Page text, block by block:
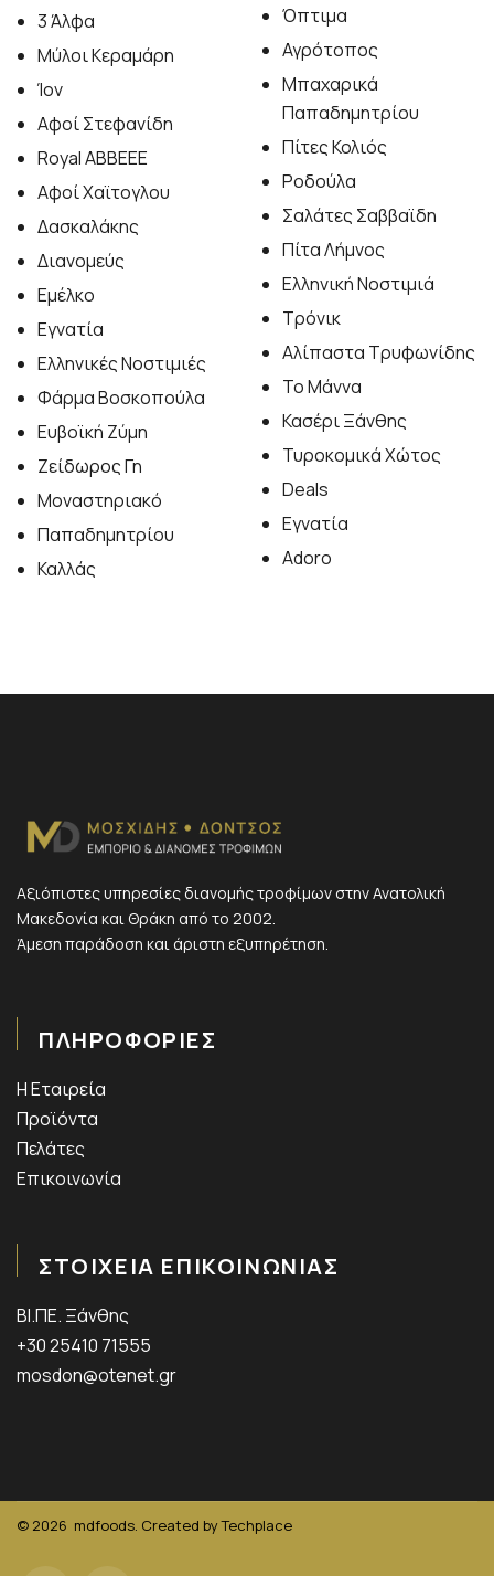
3 Άλφα
Μύλοι Κεραμάρη
Ίον
Αφοί Στεφανίδη
Royal ABBEEE
Αφοί Χαϊτογλου
Δασκαλάκης
Διανομεύς
Εμέλκο
Εγνατία
Ελληνικές Νοστιμιές
Φάρμα Βοσκοπούλα
Ευβοϊκή Ζύμη
Ζείδωρος Γη
Μοναστηριακό
Παπαδημητρίου
Καλλάς
Όπτιμα
Αγρότοπος
Μπαχαρικά
Παπαδημητρίου
Πίτες Κολιός
Ροδούλα
Σαλάτες Σαββαϊδη
Πίτα Λήμνος
Ελληνική Νοστιμιά
Τρόνικ
Αλίπαστα Τρυφωνίδης
Το Μάννα
Κασέρι Ξάνθης
Τυροκομικά Χώτος
Deals
Εγνατία
Adoro
Αξιόπιστες υπηρεσίες διανομής τροφίμων στην Ανατολική
Μακεδονία και Θράκη από το 2002.
Άμεση παράδοση και άριστη εξυπηρέτηση.
ΠΛΗΡΟΦΟΡΙΕΣ
Η Εταιρεία
Προϊόντα
Πελάτες
Επικοινωνία
ΣΤΟΙΧΕΙΑ ΕΠΙΚΟΙΝΩΝΙΑΣ
ΒΙ.ΠΕ. Ξάνθης
+30 25410 71555
mosdon@otenet.gr
© 2026 mdfoods. Created byTechplace